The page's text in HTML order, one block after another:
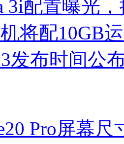
3i配置曝光
将配10GB
发布时间公
Pro屏幕